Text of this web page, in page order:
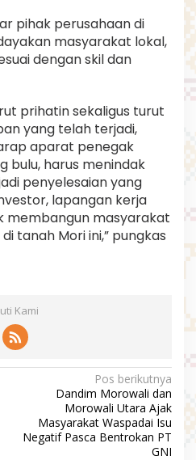
pihak perusahaan di
masyarakat lokal,
dengan skil dan
prihatin sekaligus turut
yang telah terjadi,
aparat penegak
bulu, harus menindak
penyelesaian yang
lapangan kerja
membangun masyarakat
tanah Mori ini,” pungkas
Kami
Pos berikutnya
Dandim Morowali dan
Morowali Utara Ajak
Masyarakat Waspadai Isu
Negatif Pasca Bentrokan PT
GNI